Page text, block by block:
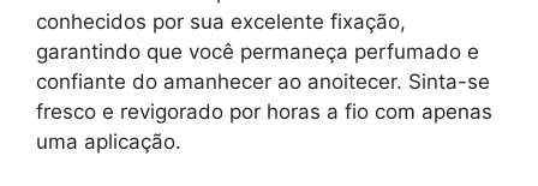
conhecidos por sua excelente fixação,
garantindo que você permaneça perfumado e
confiante do amanhecer ao anoitecer. Sinta-se
fresco e revigorado por horas a fio com apenas
uma aplicação.